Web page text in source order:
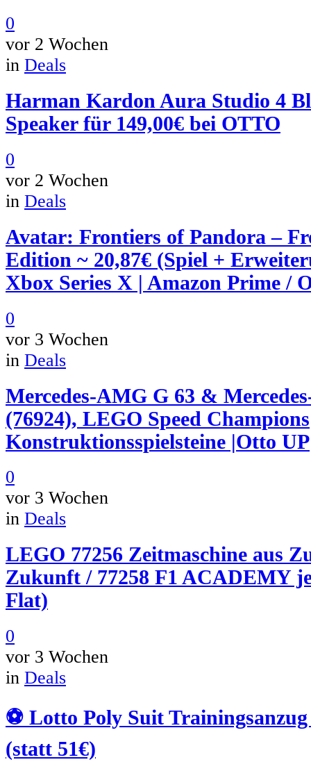
0
vor 2 Wochen
in Deals
Harman Kardon Aura Studio 4
Speaker für 149,00€ bei OTTO
0
vor 2 Wochen
in Deals
Avatar: Frontiers of Pandora –
Edition ~ 20,87€ (Spiel +
Xbox Series X | Amazon Prime /
0
vor 3 Wochen
in Deals
Mercedes-AMG G 63 &
(76924), LEGO Speed Champions
Konstruktionsspielsteine |Otto UP
0
vor 3 Wochen
in Deals
LEGO 77256 Zeitmaschine aus
Zukunft / 77258 F1 ACADEMY
Flat)
0
vor 3 Wochen
in Deals
⚽️ Lotto Poly Suit
(statt 51€)